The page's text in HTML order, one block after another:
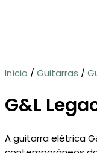
Início / Guitarras /
G&L
A guitarra elétrica